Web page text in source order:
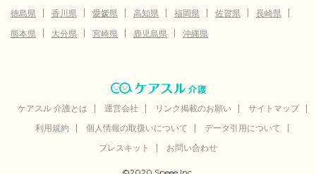
徳島県
香川県 愛媛県 高知県 福岡県 佐賀県
長崎県
熊本県
大分県 宮崎県 鹿児島県 沖縄県
ケアスル 介護とは 運営会社 リンク掲載のお願い
サイトマップ
利用規約
個人情報の取扱いについて
データ引用について
プレスキット
お問い合わせ